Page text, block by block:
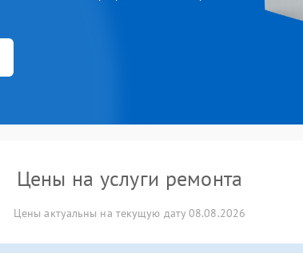
Цены на услуги ремонта
Цены актуальны на текущую дату 08.08.2026